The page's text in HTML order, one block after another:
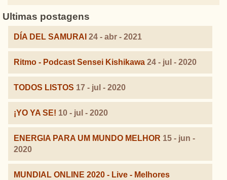
Ultimas postagens
DÍA DEL SAMURAI 24 - abr - 2021
Ritmo - Podcast Sensei Kishikawa 24 - jul - 2020
TODOS LISTOS 17 - jul - 2020
¡YO YA SE! 10 - jul - 2020
ENERGIA PARA UM MUNDO MELHOR 15 - jun -
2020
MUNDIAL ONLINE 2020 - Live - Melhores